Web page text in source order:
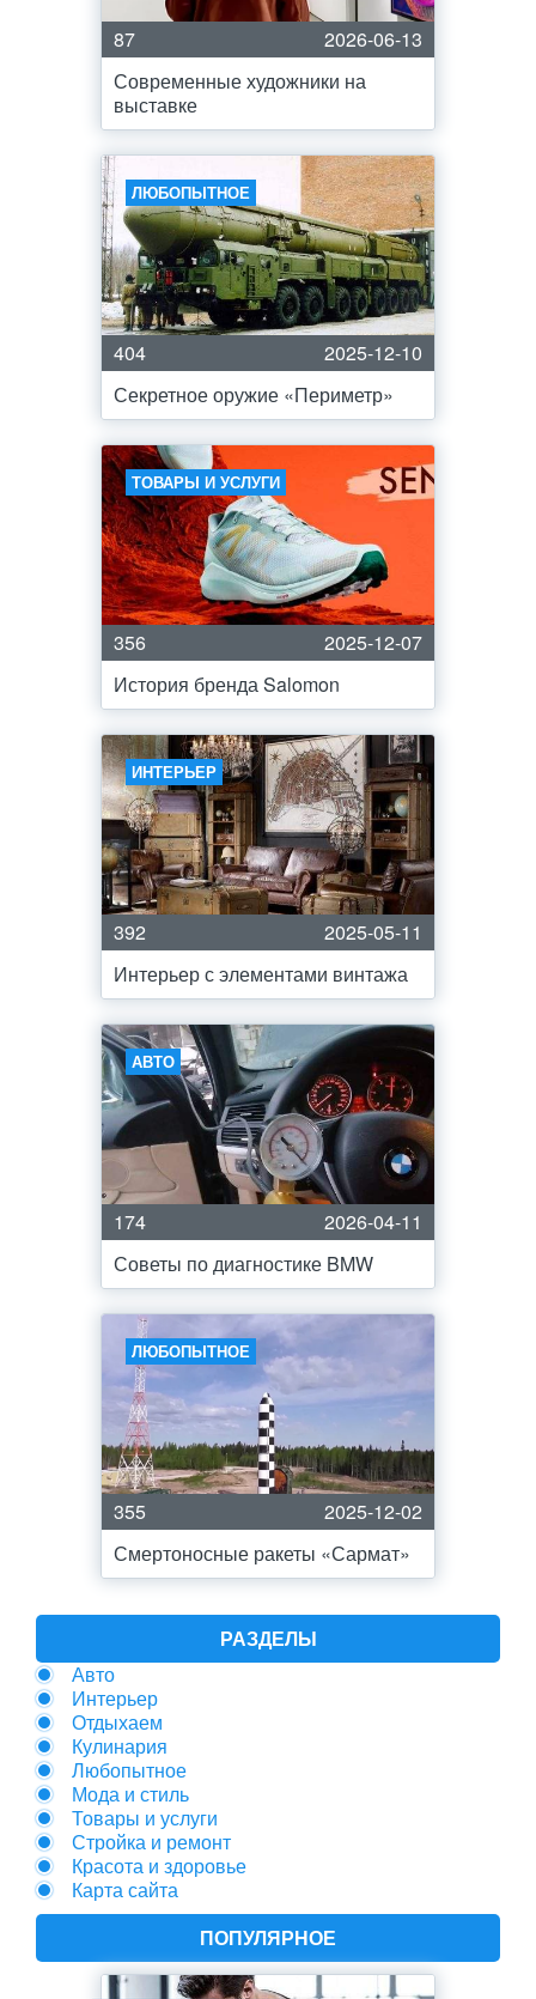
87
2026-06-13
Современные художники на
выставке
ЛЮБОПЫТНОЕ
404
2025-12-10
Секретное оружие «Периметр»
ТОВАРЫ И УСЛУГИ
356
2025-12-07
История бренда Salomon
ИНТЕРЬЕР
392
2025-05-11
Интерьер с элементами винтажа
АВТО
174
2026-04-11
Советы по диагностике BMW
ЛЮБОПЫТНОЕ
355
2025-12-02
Смертоносные ракеты «Сармат»
РАЗДЕЛЫ
Авто
Интерьер
Отдыхаем
Кулинария
Любопытное
Мода и стиль
Товары и услуги
Стройка и ремонт
Красота и здоровье
Карта сайта
ПОПУЛЯРНОЕ